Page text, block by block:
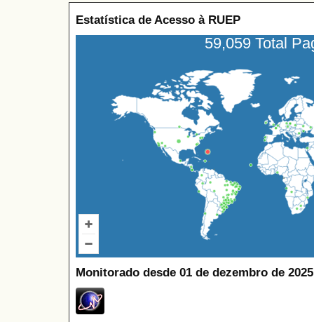
Estatística de Acesso à RUEP
59,059 Total
Monitorado desde 01 de dezembro de